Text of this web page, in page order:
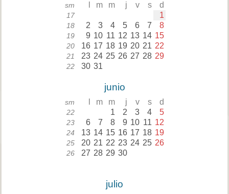
sm m m j v s d
17 1
18 2 3 4 5 6 7 8
19 9 10 11 12 13 14 15
20 16 17 18 19 20 21 22
21 23 24 25 26 27 28 29
22 30 31
junio
sm m m j v s d
22 1 2 3 4 5
23 6 7 8 9 10 11 12
24 13 14 15 16 17 18 19
25 20 21 22 23 24 25 26
26 27 28 29 30
julio